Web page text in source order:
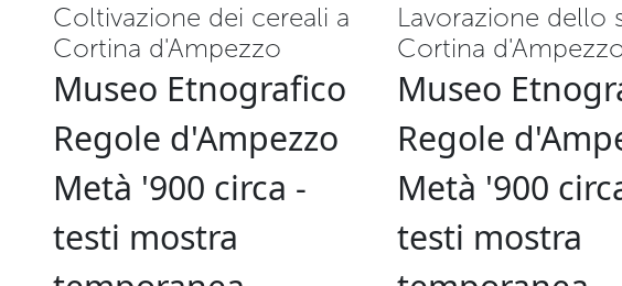
Coltivazione dei cereali a
Cortina d'Ampezzo
Museo Etnografico
Regole d'Ampezzo
Metà '900 circa -
testi mostra
Lavorazione dello
Cortina
Museo
Regole
Metà '900
testi mostra